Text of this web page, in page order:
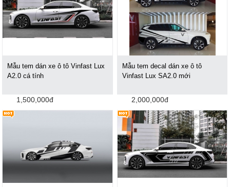
Mẫu tem dán xe ô tô Vinfast Lux
A2.0 cá tính
1,500,000đ
Mẫu tem decal dán xe ô tô
Vinfast Lux SA2.0 mới
2,000,000đ